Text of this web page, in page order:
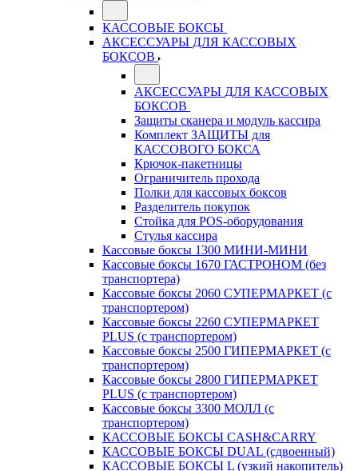
КАССОВЫЕ БОКСЫ
АКСЕССУАРЫ ДЛЯ КАССОВЫХ
БОКСОВ
АКСЕССУАРЫ ДЛЯ КАССОВЫХ
БОКСОВ
Защиты сканера и модуль кассира
Комплект ЗАЩИТЫ для
КАССОВОГО БОКСА
Крючок-пакетницы
Ограничитель прохода
Полки для кассовых боксов
Разделитель покупок
Стойка для POS-оборудования
Стулья кассира
Кассовые боксы 1300 МИНИ-МИНИ
Кассовые боксы 1670 ГАСТРОНОМ (без
транспортера)
Кассовые боксы 2060 СУПЕРМАРКЕТ (с
транспортером)
Кассовые боксы 2260 СУПЕРМАРКЕТ
PLUS (с транспортером)
Кассовые боксы 2500 ГИПЕРМАРКЕТ (с
транспортером)
Кассовые боксы 2800 ГИПЕРМАРКЕТ
PLUS (с транспортером)
Кассовые боксы 3300 МОЛЛ (с
транспортером)
КАССОВЫЕ БОКСЫ CASH&CARRY
КАССОВЫЕ БОКСЫ DUAL (сдвоенный)
КАССОВЫЕ БОКСЫ L (узкий накопитель)